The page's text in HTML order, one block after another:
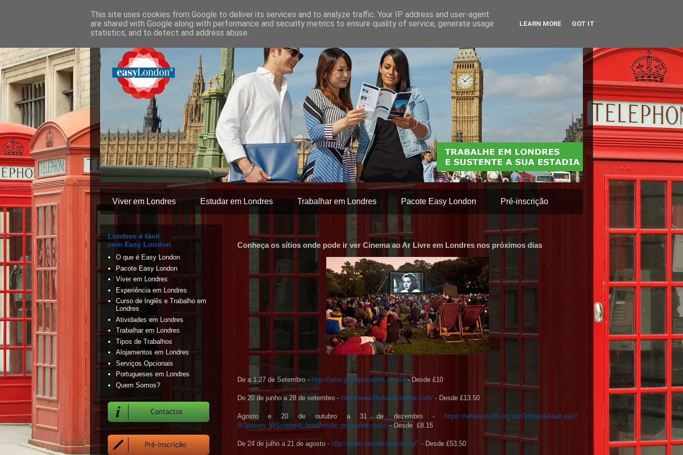
Viver em Londres Estudar em Londres Trabalhar em Londres Pacote Easy London Pré-inscrição
Conheça os sítios onde pode ir ver Cinema ao Ar Livre em Londres nos próximos dias
De a 1 27 de Setembro - http://www.popupscreens.co.uk/- Desde £10
De 20 de junho a 28 de setembro - http://www.thelunacinema.com/ - Desde £13.50
Agosto e 20 de outubro a 31 de dezembro -
https://whatson.bfi.org.uk/Online/default.asp?
BOparam::WScontent::loadArticle::permalink=sci-fi- Desde £8.15
De 24 de julho a 21 de agosto - http://www.secretcinema.org/" - Desde £53,50
Londres é fácil
com Easy London
O que é Easy London
Pacote Easy London
Viver em Londres
Experiência em Londres
Curso de Inglês e Trabalho em
Londres
Atividades em Londres
Trabalhar em Londres
Tipos de Trabalhos
Alojamentos em Londres
Serviços Opcionais
Portugueses em Londres
Quem Somos?
This site uses cookies from Google to deliver its services and to analyze traffic. Your IP address and user-agent
are shared with Google along with performance and security metrics to ensure quality of service, generate usage
statistics, and to detect and address abuse.
LEARN MORE GOT IT